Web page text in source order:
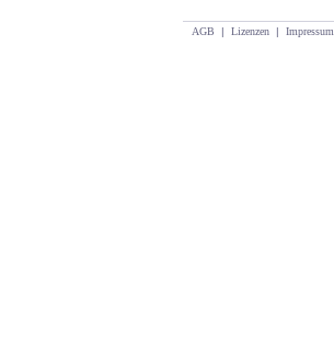
AGB | Lizenzen | Impressum